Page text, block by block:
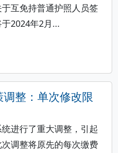
互免持普通护照人员签
2024年2月...
整：单次修改限
进行了重大调整，引起
调整将原先的每次缴费